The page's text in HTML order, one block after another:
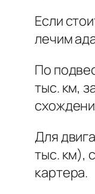
Если
лечим
По
тыс. км,
Для
тыс. км),
картера.